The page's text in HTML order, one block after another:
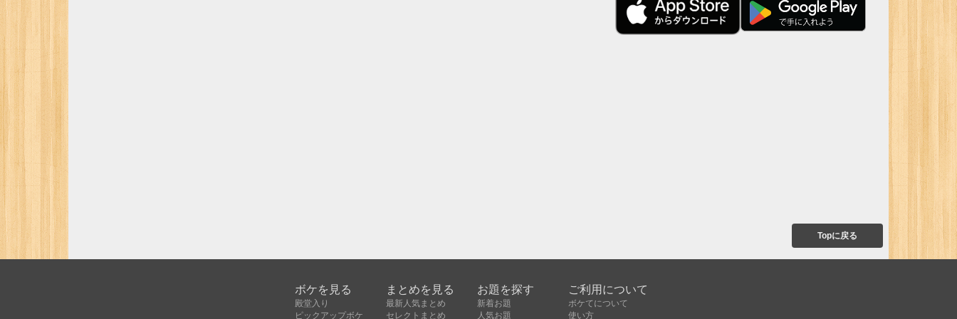
Topに戻る
ボケを見る
殿堂入り
ピックアップボケ
まとめを見る
最新人気まとめ
セレクトまとめ
お題を探す
新着お題
人気お題
ご利用について
ボケてについて
使い方